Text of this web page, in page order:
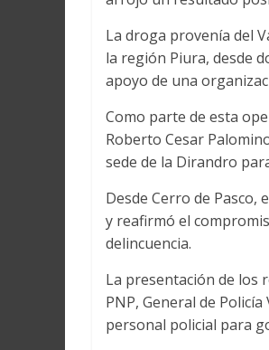
La droga provenía del
la región Piura, desde
apoyo de una
Como parte de esta
Roberto Cesar
sede de la Dirandro
Desde Cerro de
y reafirmó el
delincuencia.
La presentación de los
PNP, General de
personal policial para